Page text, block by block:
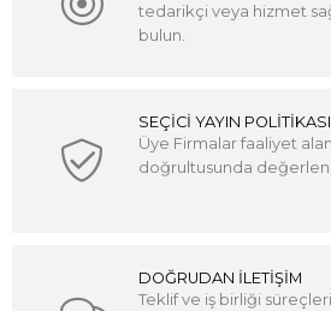
tedarikçi veya hizmet
bulun.
SEÇİCİ YAYIN POLİTİKASI
Üye Firmalar faaliyet
doğrultusunda
DOĞRUDAN İLETİŞİM
Teklif ve iş birliği